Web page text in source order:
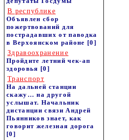
В республике
Объявлен сбор
пожертвований для
пострадавших от паводка
в Верхоянском районе [0]
Здравоохранение
Пройдите летний чек-ап
здоровья [0]
Транспорт
На дальней станции
скажу… на другой
услышат. Начальник
дистанции связи Андрей
Пьянников знает, как
говорит железная дорога
[0]